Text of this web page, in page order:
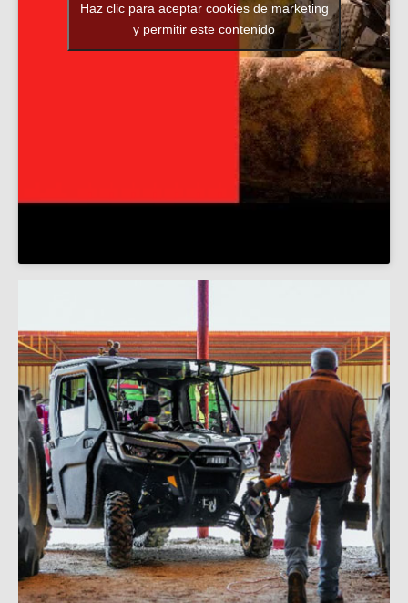
Haz clic para aceptar cookies de marketing
y permitir este contenido